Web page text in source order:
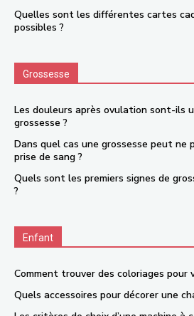
Quelles sont les différentes cartes
possibles ?
Grossesse
Les douleurs après ovulation sont-ils
grossesse ?
Dans quel cas une grossesse peut
prise de sang ?
Quels sont les premiers signes de
?
Enfant
Comment trouver des coloriages pour
Quels accessoires pour décorer une